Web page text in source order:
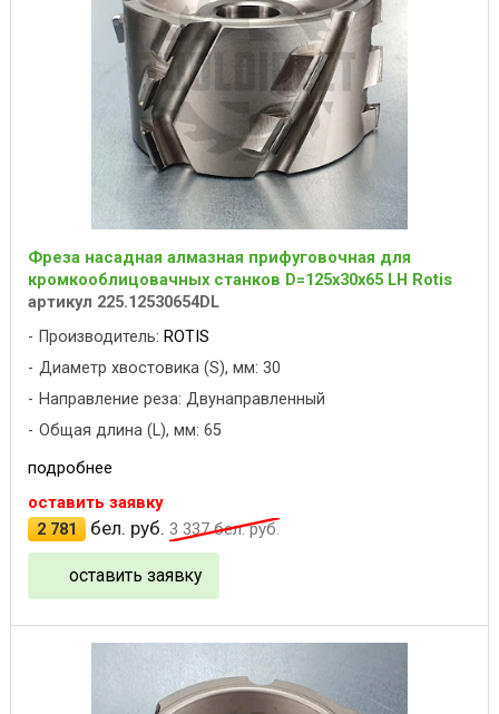
Фреза насадная алмазная прифуговочная для
кромкооблицовачных станков D=125x30x65 LH Rotis
артикул 225.12530654DL
Производитель: ROTIS
Диаметр хвостовика (S), мм: 30
Направление реза: Двунаправленный
Общая длина (L), мм: 65
подробнее
оставить заявку
2 781
бел. руб. 3 337бел. руб.
оставить заявку